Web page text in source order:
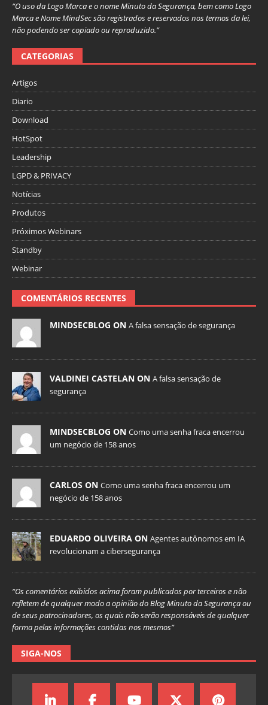
“O uso da Logo Marca e o nome Minuto da Segurança, bem como Logo
Marca e Nome MindSec são registrados e reservados nos termos da lei,
não podendo ser copiado ou reproduzido.”
CATEGORIAS
Artigos
Diario
Download
HotSpot
Leadership
LGPD & PRIVACY
Notícias
Produtos
Próximos Webinars
Standby
Webinar
COMENTÁRIOS RECENTES
MINDSECBLOG ON A falsa sensação de segurança
VALDINEI CASTELAN ON A falsa sensação de
segurança
MINDSECBLOG ON Como uma senha fraca encerrou
um negócio de 158 anos
CARLOS ON Como uma senha fraca encerrou um
negócio de 158 anos
EDUARDO OLIVEIRA ON Agentes autônomos em IA
revolucionam a cibersegurança
“Os comentários exibidos acima foram publicados por terceiros e não
refletem de qualquer modo a opinião do Blog Minuto da Segurança ou
de seus patrocinadores, os quais não serão responsáveis de qualquer
forma pelas informações contidas nos mesmos”
SIGA-NOS